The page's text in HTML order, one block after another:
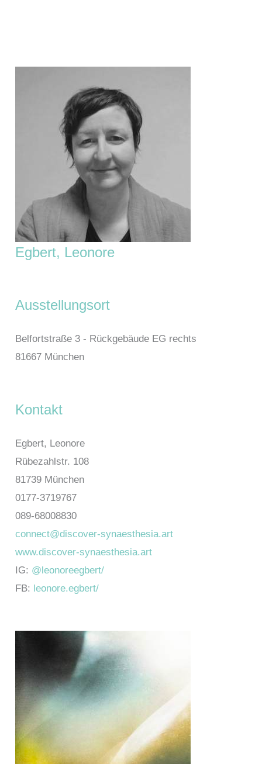
Egbert, Leonore
Ausstellungsort
Belfortstraße 3 - Rückgebäude EG rechts
81667 München
Kontakt
Egbert, Leonore
Rübezahlstr. 108
81739 München
0177-3719767
089-68008830
connect@discover-synaesthesia.art
www.discover-synaesthesia.art
IG: @leonoreegbert/
FB: leonore.egbert/